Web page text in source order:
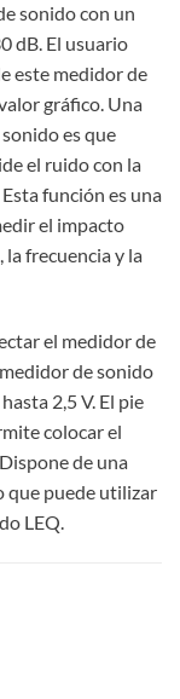
sonido con un
dB. El usuario
este medidor de
gráfico. Una
es que
el ruido con la
función es una
el impacto
frecuencia y la
el medidor de
de sonido
2,5 V. El pie
colocar el
de una
que puede utilizar
LEQ.